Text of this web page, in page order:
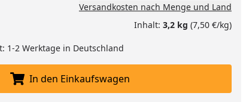
Versandkosten nach Menge und Land
Inhalt: 3,2 kg (7,50 €/kg)
1-2 Werktage in Deutschland
In den Einkaufswagen legen
In den Einkaufswagen